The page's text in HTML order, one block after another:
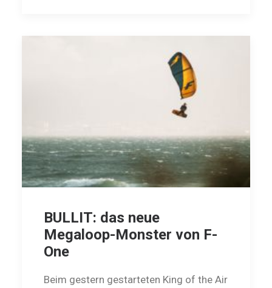
BULLIT: das neue
Megaloop-Monster von F-
One
Beim gestern gestarteten King of the Air